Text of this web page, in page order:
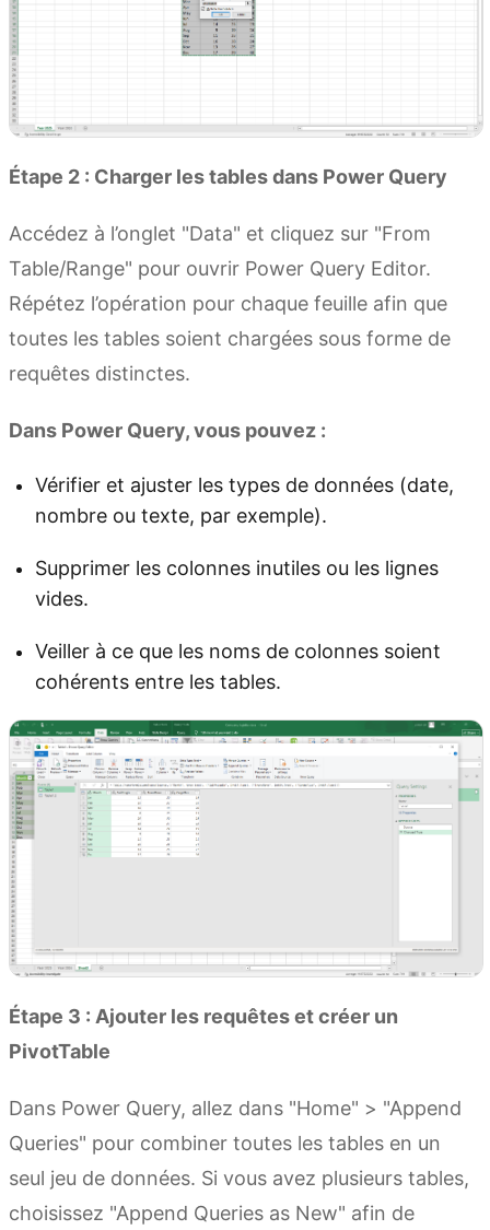
Étape 2 : Charger les tables dans Power Query
Accédez à l’onglet "Data" et cliquez sur "From
Table/Range" pour ouvrir Power Query Editor.
Répétez l’opération pour chaque feuille afin que
toutes les tables soient chargées sous forme de
requêtes distinctes.
Dans Power Query, vous pouvez :
Vérifier et ajuster les types de données (date,
nombre ou texte, par exemple).
Supprimer les colonnes inutiles ou les lignes
vides.
Veiller à ce que les noms de colonnes soient
cohérents entre les tables.
Étape 3 : Ajouter les requêtes et créer un
PivotTable
Dans Power Query, allez dans "Home" > "Append
Queries" pour combiner toutes les tables en un
seul jeu de données. Si vous avez plusieurs tables,
choisissez "Append Queries as New" afin de